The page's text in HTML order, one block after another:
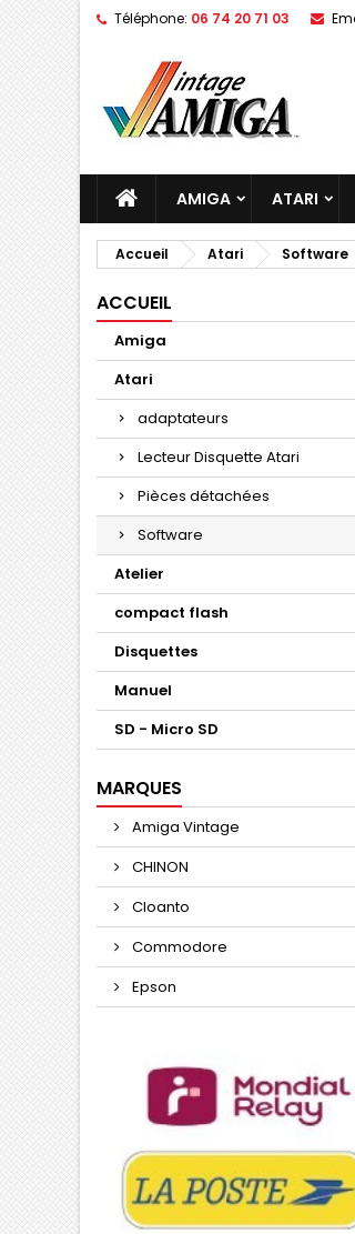
Téléphone: 06 74 20 71 03
AMIGA ATARI
Accueil Atari Software
ACCUEIL
Amiga
Atari
adaptateurs
Lecteur Disquette Atari
Pièces détachées
Software
Atelier
compact flash
Disquettes
Manuel
SD - Micro SD
MARQUES
Amiga Vintage
CHINON
Cloanto
Commodore
Epson